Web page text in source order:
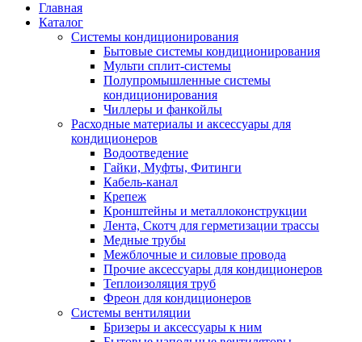
Главная
Каталог
Системы кондиционирования
Бытовые системы кондиционирования
Мульти сплит-системы
Полупромышленные системы
кондиционирования
Чиллеры и фанкойлы
Расходные материалы и аксессуары для
кондиционеров
Водоотведение
Гайки, Муфты, Фитинги
Кабель-канал
Крепеж
Кронштейны и металлоконструкции
Лента, Скотч для герметизации трассы
Медные трубы
Межблочные и силовые провода
Прочие аксессуары для кондиционеров
Теплоизоляция труб
Фреон для кондиционеров
Системы вентиляции
Бризеры и аксессуары к ним